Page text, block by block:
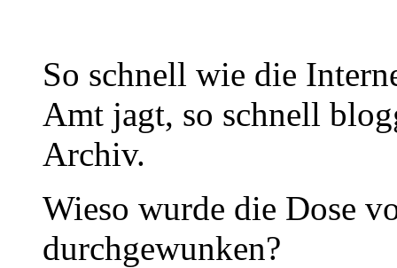
So schnell wie die
Amt jagt, so schnell
Archiv.
Wieso wurde die Dose
durchgewunken?